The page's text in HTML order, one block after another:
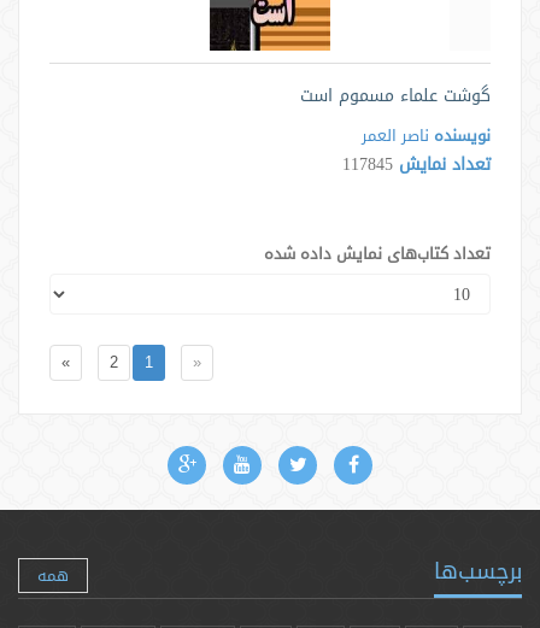
گوشت علماء مسموم است
نویسنده ناصر العمر
تعداد نمایش 117845
تعداد کتاب‌های نمایش داده شده
«
1
2
»
برچسب‌ها همه